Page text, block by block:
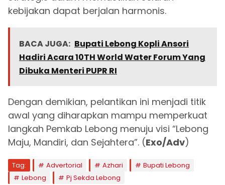
kebijakan dapat berjalan harmonis.
BACA JUGA: Bupati Lebong Kopli Ansori
Hadiri Acara 10TH World Water Forum Yang
Dibuka Menteri PUPR RI
Dengan demikian, pelantikan ini menjadi titik
awal yang diharapkan mampu memperkuat
langkah Pemkab Lebong menuju visi “Lebong
Maju, Mandiri, dan Sejahtera”. (Exo/Adv)
Tag: Advertorial Azhari
Bupati Lebong
Lebong
Pj Sekda Lebong